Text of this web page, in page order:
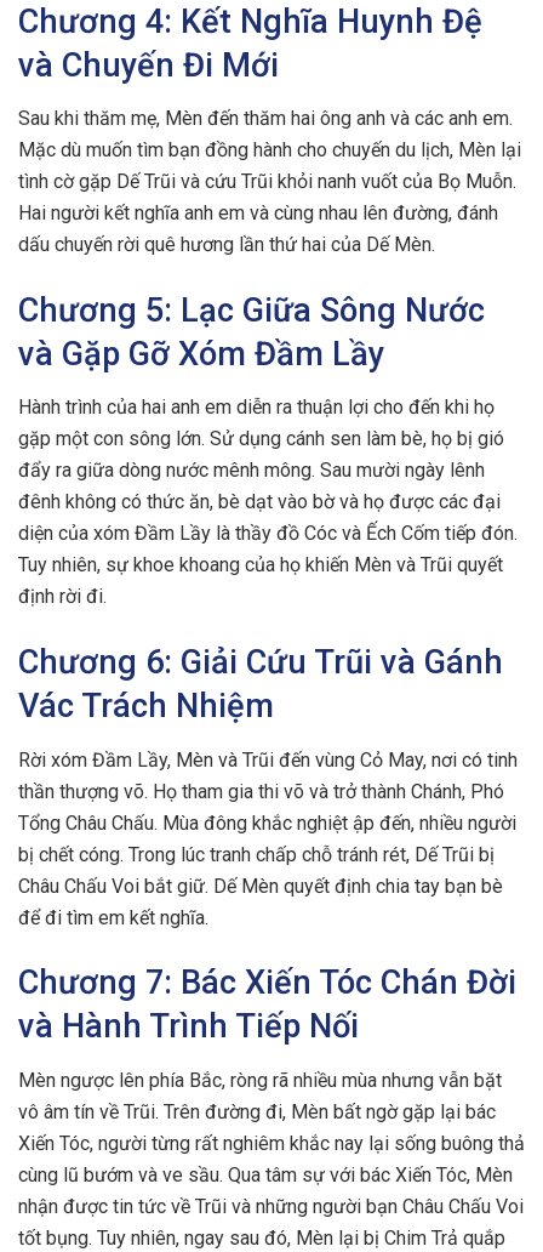
Chương 4: Kết Nghĩa Huynh Đệ
và Chuyến Đi Mới
Sau khi thăm mẹ, Mèn đến thăm hai ông anh và các anh em.
Mặc dù muốn tìm bạn đồng hành cho chuyến du lịch, Mèn lại
tình cờ gặp Dế Trũi và cứu Trũi khỏi nanh vuốt của Bọ Muỗn.
Hai người kết nghĩa anh em và cùng nhau lên đường, đánh
dấu chuyến rời quê hương lần thứ hai của Dế Mèn.
Chương 5: Lạc Giữa Sông Nước
và Gặp Gỡ Xóm Đầm Lầy
Hành trình của hai anh em diễn ra thuận lợi cho đến khi họ
gặp một con sông lớn. Sử dụng cánh sen làm bè, họ bị gió
đẩy ra giữa dòng nước mênh mông. Sau mười ngày lênh
đênh không có thức ăn, bè dạt vào bờ và họ được các đại
diện của xóm Đầm Lầy là thầy đồ Cóc và Ếch Cốm tiếp đón.
Tuy nhiên, sự khoe khoang của họ khiến Mèn và Trũi quyết
định rời đi.
Chương 6: Giải Cứu Trũi và Gánh
Vác Trách Nhiệm
Rời xóm Đầm Lầy, Mèn và Trũi đến vùng Cỏ May, nơi có tinh
thần thượng võ. Họ tham gia thi võ và trở thành Chánh, Phó
Tổng Châu Chấu. Mùa đông khắc nghiệt ập đến, nhiều người
bị chết cóng. Trong lúc tranh chấp chỗ tránh rét, Dế Trũi bị
Châu Chấu Voi bắt giữ. Dế Mèn quyết định chia tay bạn bè
để đi tìm em kết nghĩa.
Chương 7: Bác Xiến Tóc Chán Đời
và Hành Trình Tiếp Nối
Mèn ngược lên phía Bắc, ròng rã nhiều mùa nhưng vẫn bặt
vô âm tín về Trũi. Trên đường đi, Mèn bất ngờ gặp lại bác
Xiến Tóc, người từng rất nghiêm khắc nay lại sống buông thả
cùng lũ bướm và ve sầu. Qua tâm sự với bác Xiến Tóc, Mèn
nhận được tin tức về Trũi và những người bạn Châu Chấu Voi
tốt bụng. Tuy nhiên, ngay sau đó, Mèn lại bị Chim Trả quắp